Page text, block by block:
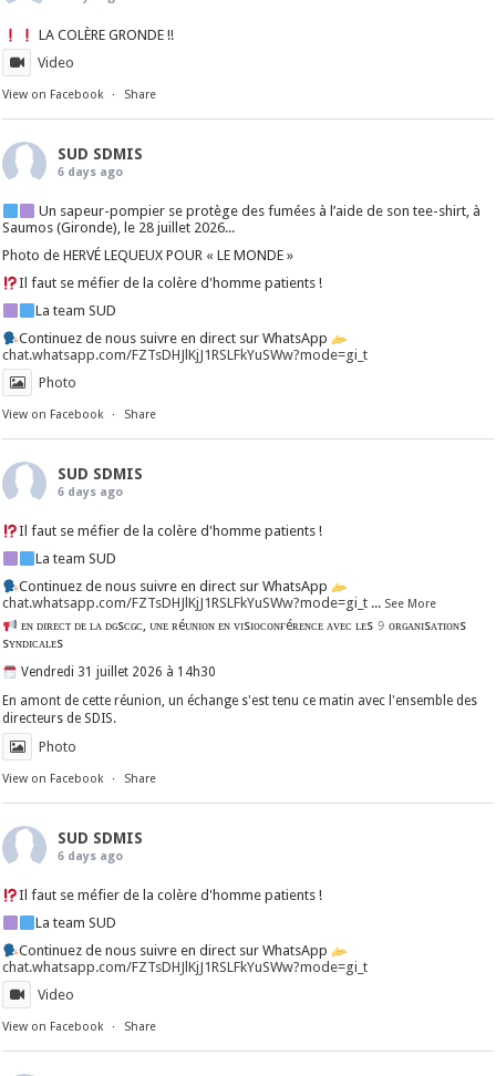
LA COLÈRE GRONDE !!
Video
View on Facebook · Share
SUD SDMIS
6 days ago
Un sapeur-pompier se protège des fumées à l’aide de son tee-shirt, à
Saumos (Gironde), le 28 juillet 2026...
Photo de HERVÉ LEQUEUX POUR « LE MONDE »
Il faut se méfier de la colère d'homme patients !
La team SUD
Continuez de nous suivre en direct sur WhatsApp
chat.whatsapp.com/FZTsDHJlKjJ1RSLFkYuSWw?mode=gi_t
Photo
View on Facebook · Share
SUD SDMIS
6 days ago
Il faut se méfier de la colère d'homme patients !
La team SUD
Continuez de nous suivre en direct sur WhatsApp
chat.whatsapp.com/FZTsDHJlKjJ1RSLFkYuSWw?mode=gi_t
ᴇɴ ᴅɪʀᴇᴄᴛ ᴅᴇ ʟᴀ ᴅɢsᴄɢᴄ, ᴜɴᴇ ʀéᴜɴɪᴏɴ ᴇɴ ᴠɪsɪᴏᴄᴏɴғéʀᴇɴᴄᴇ ᴀᴠᴇᴄ ʟᴇs 𝟿 ᴏʀɢᴀɴɪsᴀᴛɪᴏɴs
sʏɴᴅɪᴄᴀʟᴇs
Vendredi 31 juillet 2026 à 14h30
En amont de cette réunion, un échange s'est tenu ce matin avec l'ensemble des
directeurs de SDIS.
... See More
Photo
View on Facebook · Share
SUD SDMIS
6 days ago
Il faut se méfier de la colère d'homme patients !
La team SUD
Continuez de nous suivre en direct sur WhatsApp
chat.whatsapp.com/FZTsDHJlKjJ1RSLFkYuSWw?mode=gi_t
Video
View on Facebook · Share